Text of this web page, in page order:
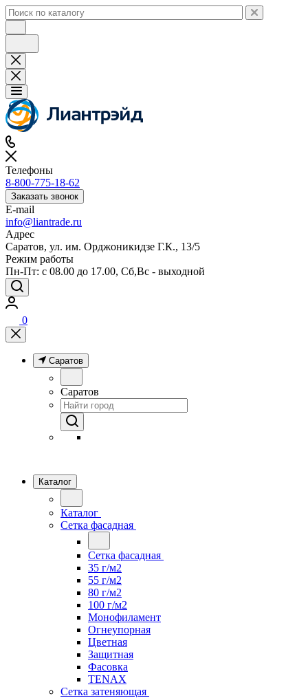
Телефоны
8-800-775-18-62
Заказать звонок
E-mail
info@liantrade.ru
Адрес
Саратов, ул. им. Орджоникидзе Г.К., 13/5
Режим работы
Пн-Пт: c 08.00 до 17.00, Cб,Вс - выходной
0
Саратов
Саратов
Каталог
Каталог
Сетка фасадная
Сетка фасадная
35 г/м2
55 г/м2
80 г/м2
100 г/м2
Монофиламент
Огнеупорная
Цветная
Защитная
Фасовка
TENAX
Сетка затеняющая